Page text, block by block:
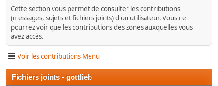
Cette section vous permet de consulter les contributions
(messages, sujets et fichiers joints) d'un utilisateur. Vous ne
pourrez voir que les contributions des zones auxquelles vous
avez accès.
Voir les contributions Menu
Fichiers joints - gottlieb